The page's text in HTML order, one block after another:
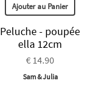
Ajouter au Panier
Peluche - poupée
ella 12cm
€ 14.90
Sam & Julia